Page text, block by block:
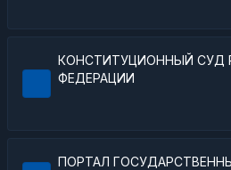
КОНСТИТУЦИОННЫЙ СУД
ФЕДЕРАЦИИ
ПОРТАЛ